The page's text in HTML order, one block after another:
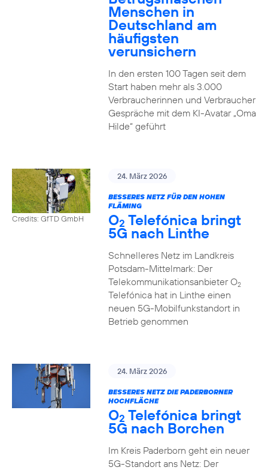
Menschen in
Deutschland am
häufigsten
verunsichern
In den ersten 100 Tagen seit dem
Start haben mehr als 3.000
Verbraucherinnen und Verbraucher
Gespräche mit dem KI-Avatar „Oma
Hilde“ geführt
Credits: GfTD GmbH
24. März 2026
BESSERES NETZ FÜR DEN HOHEN
FLÄMING
O2 Telefónica bringt
5G nach Linthe
Schnelleres Netz im Landkreis
Potsdam-Mittelmark: Der
Telekommunikationsanbieter O2
Telefónica hat in Linthe einen
neuen 5G-Mobilfunkstandort in
Betrieb genommen
24. März 2026
BESSERES NETZ DIE PADERBORNER
HOCHFLÄCHE
O2 Telefónica bringt
5G nach Borchen
Im Kreis Paderborn geht ein neuer
5G-Standort ans Netz: Der